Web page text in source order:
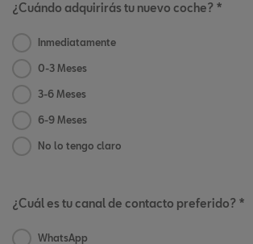
¿Cuándo adquirirás tu nuevo coche? *
Inmediatamente
0-3 Meses
3-6 Meses
6-9 Meses
No lo tengo claro
¿Cuál es tu canal de contacto preferido? *
WhatsApp